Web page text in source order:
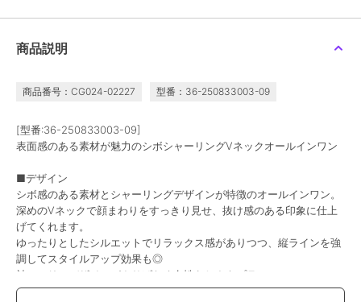
商品説明
商品番号：CG024-02227 型番：36-250833003-09
[型番:36-250833003-09]
表面感のある素材が魅力のシボシャーリングVネックオールインワン
■デザイン
シボ感のある素材とシャーリングデザインが特徴のオールインワン。
深めのVネックで顔まわりをすっきり見せ、抜け感のある印象に仕上
げてくれます。
ゆったりとしたシルエットでリラックス感がありつつ、縦ラインを強
調してスタイルアップ効果も◎
袖のフリルデザインがさりげなく女性らしさをプラス。